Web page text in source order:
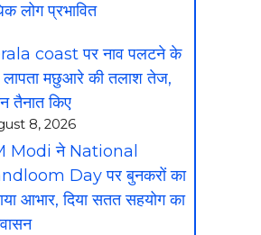
लोग प्रभावित
coast पर नाव पलटने के
लापता मछुआरे की तलाश तेज,
तैनात किए
8, 2026
Modi ने National
Day पर बुनकरों का
आभार, दिया सतत सहयोग का